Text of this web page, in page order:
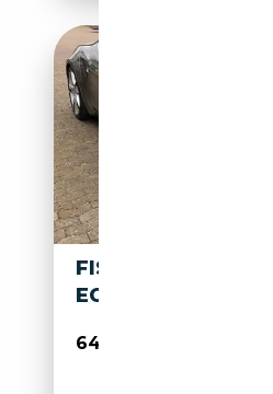
FISKER KARMA
ECOSPORT EVER
64 500€